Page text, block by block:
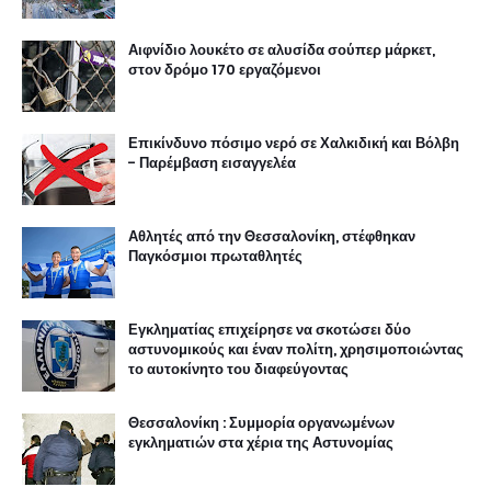
Αιφνίδιο λουκέτο σε αλυσίδα σούπερ μάρκετ,
στον δρόμο 170 εργαζόμενοι
Επικίνδυνο πόσιμο νερό σε Χαλκιδική και Βόλβη
- Παρέμβαση εισαγγελέα
Αθλητές από την Θεσσαλονίκη, στέφθηκαν
Παγκόσμιοι πρωταθλητές
Εγκληματίας επιχείρησε να σκοτώσει δύο
αστυνομικούς και έναν πολίτη, χρησιμοποιώντας
το αυτοκίνητο του διαφεύγοντας
Θεσσαλονίκη : Συμμορία οργανωμένων
εγκληματιών στα χέρια της Αστυνομίας